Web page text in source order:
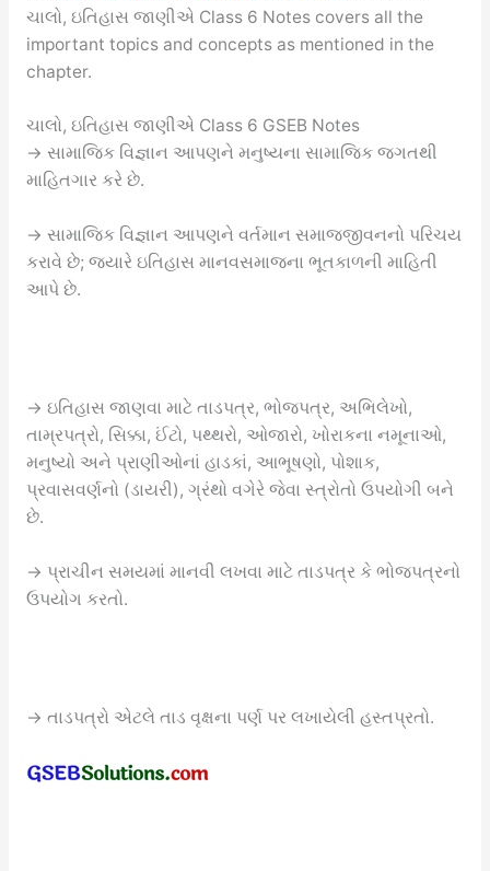
ચાલો, ઇતિહાસ જાણીએ Class 6 Notes covers all the
important topics and concepts as mentioned in the
chapter.
ચાલો, ઇતિહાસ જાણીએ Class 6 GSEB Notes
→ સામાજિક વિજ્ઞાન આપણને મનુષ્યના સામાજિક જગતથી
માહિતગાર કરે છે.
→ સામાજિક વિજ્ઞાન આપણને વર્તમાન સમાજજીવનનો પરિચય
કરાવે છે; જ્યારે ઇતિહાસ માનવસમાજના ભૂતકાળની માહિતી
આપે છે.
→ ઇતિહાસ જાણવા માટે તાડપત્ર, ભોજપત્ર, અભિલેખો,
તામ્રપત્રો, સિક્કા, ઈંટો, પથ્થરો, ઓજારો, ખોરાકના નમૂનાઓ,
મનુષ્યો અને પ્રાણીઓનાં હાડકાં, આભૂષણો, પોશાક,
પ્રવાસવર્ણનો (ડાયરી), ગ્રંથો વગેરે જેવા સ્ત્રોતો ઉપયોગી બને
છે.
→ પ્રાચીન સમયમાં માનવી લખવા માટે તાડપત્ર કે ભોજપત્રનો
ઉપયોગ કરતો.
→ તાડપત્રો એટલે તાડ વૃક્ષના પર્ણ પર લખાયેલી હસ્તપ્રતો.